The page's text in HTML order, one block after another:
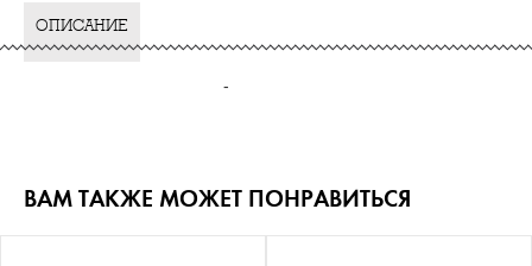
ОПИСАНИЕ
-
ВАМ ТАКЖЕ МОЖЕТ ПОНРАВИТЬСЯ